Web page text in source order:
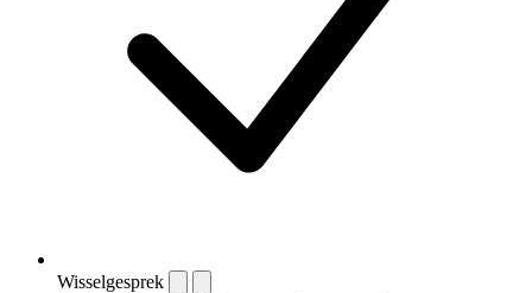
Wisselgesprek